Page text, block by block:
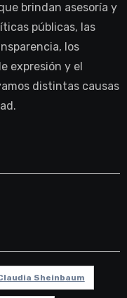
brindan asesoría y
públicas, las
los
expresión y el
distintas causas
Sheinbaum